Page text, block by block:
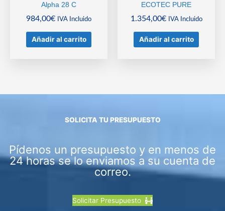
Alpha 28 C
984,00€ IVA Incluido
Añadir al carrito
ECOTEC PURE
1.354,00€ IVA Incluido
Añadir al carrito
SOLICITA TU PRESUPUESTO
Pídenos un presupuesto y en menos de
24 horas se lo enviamos a su cuenta de
correo.
Solicitar Presupuesto